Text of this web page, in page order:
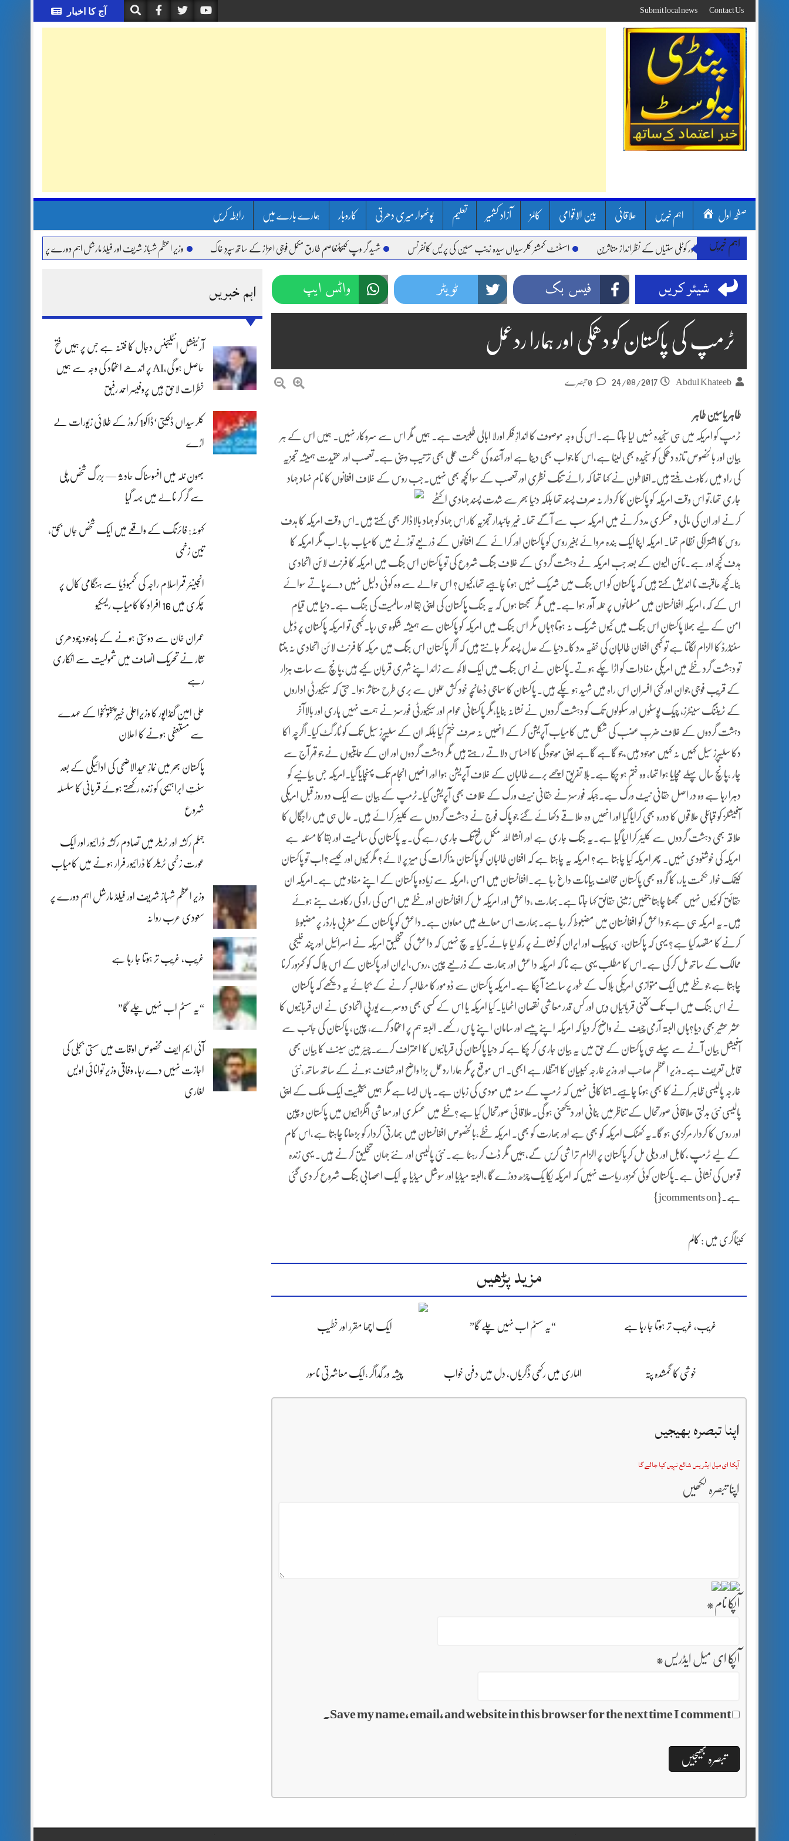
to
content
آج کا اخبار Contact Us
Submit local news
صفحہ اول اہم خبریں علاقائی بین الاقوامی کالمز آزاد کشمیر تعلیم پوٹھوار میری دھرتی کاروبار ہمارے بارے میں رابطہ کریں
اہم خبریں
لینڈ سلائیڈنگ اور کوٹلی ستیاں کے نظر انداز متاثرین اسسٹنٹ کمشنر کلرسیداں سیدہ زینب حسین کی پریس کانفرنس شہید گر وپ کیپٹنعاصم طارق مکمل فوجی اعزاز کے ساتھ سپردِ خاک وزیر اعظم شہباز شریف اور فیلڈ مارشل اہم دورے پر سعودی عرب روانہ
اہم خبریں
آرٹیفشل انٹلیجنس دجال کا فتنہ ہے جس پر ہمیں فتح
حاصل ہو گی،AI پر اندھے اعتماد کی وجہ سے ہمیں
خطرات لاحق ہیں پروفیسر احمد رفیق
کلرسیداں ڈکیتی‘ڈاکو1 کروڑ کے طلائی زیورات لے
اڑے
بھون نلہ میں افسوسناک حادثہ — بزرگ شخص پلی
سے گر کر نالے میں بہہ گیا
کہوٹہ: فائرنگ کے واقعے میں ایک شخص جاں بحق،
تین زخمی
انجینئر قمراسلام راجہ کی کمبوڈیا سے ہنگامی کال پر
چکری میں 16 افراد کا کامیاب ریسکیو
عمران خان سے دوستی ہونے کے باوجود چودھری
نثار نے تحریک انصاف میں شمولیت سے انکاری
رہے
علی امین گنڈاپور کا وزیراعلیٰ خیبرپختونخوا کے عہدے
سے مستعفی ہونے کا اعلان
پاکستان بھر میں نمازِ عیدالاضحی کی ادائیگی کے بعد
سنتِ ابراہیمی کو زندہ رکھتے ہوئے قربانی کا سلسلہ
شروع
جہلم رکشہ اور ٹریلر میں تصادم رکشہ ڈرائیور اور ایک
عورت زخمی ٹریلر کا ڈرائیور فرار ہونے میں کامیاب
وزیر اعظم شہباز شریف اور فیلڈ مارشل اہم دورے پر
سعودی عرب روانہ
غریب، غریب تر ہوتا جا رہا ہے
“یہ سسٹم اب نہیں چلے گا”
آئی ایم ایف مخصوص اوقات میں سستی بجلی کی
اجازت نہیں دے رہا، وفاقی وزیر توانائی اویس
لغاری
شیئر کریں فیس بک ٹویٹر واٹس ایپ
ٹرمپ کی پاکستان کو دھمکی اور ہمارا ردعمل
Abdul Khateeb
24/08/2017
طاہر یاسین طاہر
ٹرمپ کو امریکہ میں ہی سنجیدہ نہیں لیا جاتا ہے۔اس کی وجہ موصوف کا اندازِ فکر اورلا ابالی طبیعت ہے۔ ہمیں مگر اس سے سروکار نہیں۔ ہمیں اس کے ہر
بیان اور بالخصوص تازہ دھمکی کو سنجیدہ بھی لینا ہے،اس کا جواب بھی دینا ہے اور آئندہ کی حکمت عملی بھی ترتیب دینی ہے۔تعصب اور عقیدت ہمیشہ تجزیہ
کی راہ میں رکاوٹ بنتے ہیں۔افلاطون نے کہا تھا کہ رائے تنگ نظری اور تعصب کے سوا کچھ بھی نہیں۔جب روس کے خلاف افغانوں کا نام نہاد جہاد
جاری تھا،تو اس وقت امریکہ کو پاکستان کا کردار نہ صرفپسند تھا بلکہ دنیا بھر سے شدت پسند جہادی اکٹھے
کرنے اور ان کی مالی و عسکری مدد کرنے میں امریکہ سب سے آگے تھا۔غیر جانبدار تجزیہ کار اس جہاد کو جہاد بالاڈالر بھی کہتے ہیں۔اس وقت امریکہ کا ہدف
روس کا اشتراکی نظام تھا۔ امریکہ اپنا ایک بندہ مروائے بغیر روس کو پاکستان اور کرائے کے افغانوں کے ذریعے توڑنے میں کامیاب رہا۔اب مگر امریکہ کا
ہدف کچھ اور ہے۔نائن الیون کے بعد جب امریکہ نے دہشت گردی کے خلاف جنگ شروع کی تو پاکستان اس جنگ میں امریکہ کا فرنٹ لائن اتحادی
بنا۔کچھ عاقبت نا اندیش کہتے ہیں کہ پاکستان کو اس جنگ میں شریک نہیں ہونا چاہیے تھا،کیوں؟ اس حوالے سے وہ کوئی دلیل نہیں دے پاتے سوائے
اس کے کہ، امریکہ افغانستان میں مسلمانوں پر حملہ آور ہوا ہے۔میں مگر سمجھتا ہوں کہ یہ جنگ پاکستان کی اپنی بقا اور سالمیت کی جنگ ہے۔دنیا میں قیام
امن کے لیے بھلا پاکستان اس جنگ میں کیوں شریک نہ ہوتا؟ہاں مگر اس جنگ میں امریکہ کو پاکستان سے ہمیشہ شکوہ ہی رہا۔کبھی تو امریکہ پاکستان پر ڈبل
سٹنڈرڈ کا الزام لگاتا ہے تو کبھی افغان طالبان کی خفیہ مدد کا۔دنیا کے عدل پسند مگر جانتے ہیں کہ اگر پاکستان اس جنگ میں مریکہ کا فرنٹ لائن اتحادی نہ بنتا
تو دہشت گرد خطے میں امریکی مفادات کو اڑا چکے ہوتے۔پاکستان نے اس جنگ میں ایک لاکھ سے زائد اپنے شہری قربان کیے ہیں،پانچ سے سات ہزار
کے قریب فوجی جوان اور کئی افسران اس راہ میں شہید ہو چکے ہیں۔ پاکستان کا سماجی ڈھانچہ خود کش حملوں سے بری طرح متاثر ہوا۔ حتی کہ سیکیورٹی اداروں
کے ٹریننگ سینٹرز، چیک پوسٹوں اور سکولوں تک کو دہشت گردوں نے نشانہ بنایا،مگر پاکستانی عوام اور سیکیورٹی فورسز نے ہمت نہیں ہاری اور بالاآخر
دہشت گردوں کے خلاف ضربِ عضب کی شکل میں کامیاب آپریشن کر کے انھیں نہ صرف ختم کیا بلکہ ان کے سلیپرز سیل تک کو ٹار گٹ کیا۔اگرچہ اکا
دکا سلیپرز سیل کہیں نہ کہیں موجود ہیں،جو گاہے گاہے اپنی موجودگی کا احساس دلاتے رہتے ہیں مگر دہشت گردوں اور ان کے حمایتیوں نے جو قہر آج سے
چار ،پانچ سال پہلے مچایا ہوا تھا، وہ ختم ہو چکا ہے۔بلا تفریق اچھے برے طالبان کے خلاف آپریشن ہوا اور انھیں انجام تک پہنچایا گیا۔امریکہ جس بیانیے کو
دہرا رہا ہے وہ در اصل حقانی نیٹ ورک ہے۔جبکہ فورسز نے حقانی نیٹ ورک کے خلاف بھی آپریشن کیا۔ٹرمپ کے بیان سے ایک دو روز قبل امریکی
آفیشلز کو قبائلی علاقوں کا دورہ بھی کرایا گیا اور انھیں وہ علاقے دکھائے گئے جو پاک فوج نے دہشت گردوں سے کلیئر کرائے ہیں۔ حال ہی میں راجگال کا
علاقہ بھی دہشت گردوں سے کلیئر کرا لیا گیا ہے۔یہ جنگ جاری ہے اور انشا اللہ مکمل فتح تک جاری رہے گی۔یہ پاکستان کی سالمیت اور بقا کا مسئلہ ہے
امریکہ کی خوشنودی نہیں۔ پھر امریکہ کیا چاہتا ہے؟ امریکہ یہ چاہتا ہے کہ افغان طالبان کو پاکستان مذاکرات کی میز پر لائے؟ مگر کیوں اور کیسے؟اب تو پاکستان
کینمک خوار حکمت یار، کا گروہ بھی پاکستان مخالف بیانات داغ رہا ہے۔افغانستان میں امن ،امریکہ سے زیادہ پاکستان کے اپنے مفاد میں ہے۔امریکہ ان
حقائق کو کیوں نہیں سمجھنا چاہتا جنھیں زمینی حقائق کہا جاتا ہے۔بھارت ،داعش اور امریکہ مل کر افغانستان اور خطے میں امن کی راہ کی رکاوٹ بنے ہوئے
ہیں۔یہ امریکہ ہی ہے جو داعش کو افغانستان میں مضبوط کر رہا ہے۔بھارت اس معاملے میں معاون ہے۔داعش کو پاکستان کے مغربی بارڈر پر مضبوط
کرنے کا مقصد کیا ہے؟ یہی کہ پاکستان، سی پیک اور ایران کو نشانے پر رکھ لیا جائے۔کیا یہ سچ نہیں کہ داعش کی تخلیق امریکہ نے اسرائیل اور چند خلیجی
ممالک کے ساتھ مل کر کی ہے۔اس کا مطلب یہی ہے نا کہ امریکہ داعش اور بھارت کے ذریعے چین ،روس،ایران اور پاکستان کے اس بلاک کو کمزور کرنا
چاہتا ہے جو خطے میں ایک متوازی امریکی بلاک کے طور پر سامنے آ چکا ہے۔امریکہ پاکستان سے ڈو مور کا مطالبہ کرنے کے بجائے یہ دیکھے کہ پاکستان
نے اس جنگ میں اب تک کتنی قربانیاں دیں اور کس قدر معاشی نقصان اٹھایا۔ کیا امریکہ یا اس کے کسی بھی دوسرے یورپی اتحادی نے ان قربانیوں کا
عشر عشیر بھی دیا؟ہاں البتہ آرمی چیف نے واضح کر دیا کہ امریکہ اپنے پیسے اور سامان اپنے پاس رکھے۔ البتہ ہم پر اعتماد کرے، چین، پاکستان کی جانب سے
آفیشل بیان آنے سے پہلے ہی پاکستان کے حق میں یہ بیان جاری کر چکا ہے کہ دنیا پاکستان کی قربانیوں کا اعتراف کرے۔چیئر مین سینٹ کا بیان بھی
قابل تعریف ہے۔وزیر اعظم صاحب اور وزیر خارجہ کیبیان کا انتظار ہے ابھی۔ اس موقع پرمگر ہمارا ردعمل بڑا واضح اور شفاف ہونے کے ساتھ ساتھ ،نئی
خارجہ پالیسی ظاہر کرنے کا بھی ہونا چاہیے۔اتنا کافی نہیں کہ ٹرمپ کے منہ میں مودی کی زبان ہے۔ ہاں ایسا ہے مگر ہمیں بحثیت ایک ملک کے اپنی
پالیسی نئی بدلتی علاقائی صورتحال کے تناظر میں بنانی اور دیکھنی ہو گی۔علاقائی صورتحال کیا ہے؟خطے میں عسکری اور معاشی انگڑائیوں میں پاکستان و چین
اور روس کا کردار مرکزی ہو گا۔یہ کھٹک امریکہ کو بھی ہے اور بھارت کو بھی۔ امریکہ خطے،بالخصوص افغانستان میں بھارتی کردار کو بڑھانا چاہتا ہے،اس کام
کے لیے ٹرمپ ،کابل اور دہلی مل کر پاکستان پر الزام تراشی کریں گے،ہمیں مگر ڈٹ کر رہنا ہے۔ نئی پالیسی اور نئے جہان تخلیق کرنے ہیں۔ یہی زندہ
قوموں کی نشانی ہے۔پاکستان کوئی کمزور ریاست نہیں کہ امریکہ یکا یک چڑھ دوڑے گا ،البتہ میڈیا اور سوشل میڈیا پہ ایک اعصابی جنگ شروع کر دی گئی
ہے۔{jcomments on}
کیٹاگری میں : کالم
مزید پڑھیں
غریب، غریب تر ہوتا جا رہا ہے “یہ سسٹم اب نہیں چلے گا” ایک اچھا مقرر اور خطیب
خوشی کا گمشدہ پتہ الماری میں رکھی ڈگریاں، دل میں دفن خواب پیشہ ور گداگر ،ایک معاشرتی ناسور
اپنا تبصرہ بھیجیں
آپکا ای میل ایڈریس شائع نہیں کیا جائے گا
اپنا تبصرہ لکھیں
آپکا نام *
آپکا ای میل ایڈریس *
Save my name, email, and website in this browser for the next time I comment.